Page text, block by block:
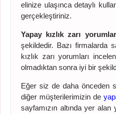
elinize ulaşınca detaylı
gerçekleştiriniz.
Yapay kızlık zarı
şekildedir. Bazı firmalarda
kızlık zarı yorumları
olmadıktan sonra iyi bir
Eğer siz de daha önceden
diğer müşterilerimizin de
sayfamızın altında yer